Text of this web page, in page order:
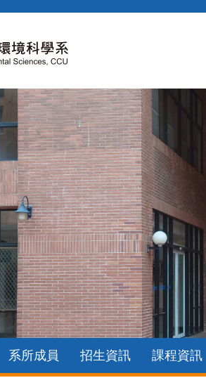
系所成員 招生資訊 課程資訊